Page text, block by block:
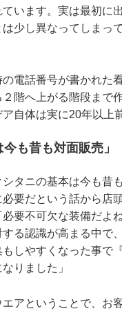
います。実は最初に
は少し異なってしま
電話番号が書かれた
階へ上がる階段まで
自体は実に20年以上
も昔も対面販売」
タニの基本は今も昔
要だという話から店
要不可欠な装備だよ
る認識が高まる中で
しやすくなった事で
りました」
エアということで、